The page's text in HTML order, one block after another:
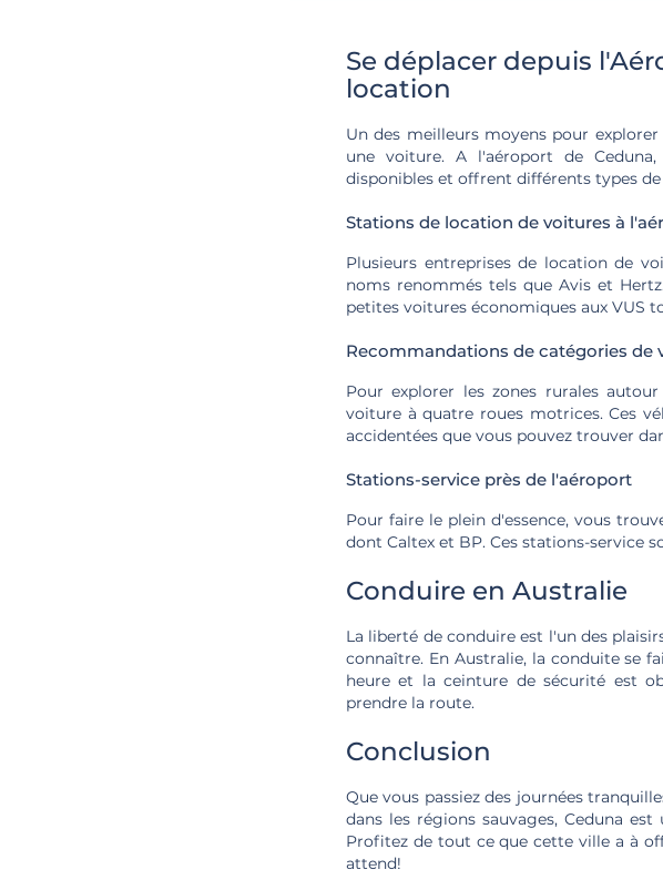
Se déplacer depuis
location
Un des meilleurs moyens pour
une voiture. A l'aéroport de
disponibles et offrent différents types
Stations de location de voitures à
Plusieurs entreprises de location de
noms renommés tels que Avis et
petites voitures économiques aux VUS
Recommandations de catégories de
Pour explorer les zones rurales
voiture à quatre roues motrices. Ces
accidentées que vous pouvez trouver
Stations-service près de l'aéroport
Pour faire le plein d'essence, vous
dont Caltex et BP. Ces stations-service
Conduire en Australie
La liberté de conduire est l'un des
connaître. En Australie, la conduite se
heure et la ceinture de sécurité est
prendre la route.
Conclusion
Que vous passiez des journées
dans les régions sauvages, Ceduna
Profitez de tout ce que cette ville a à
attend!